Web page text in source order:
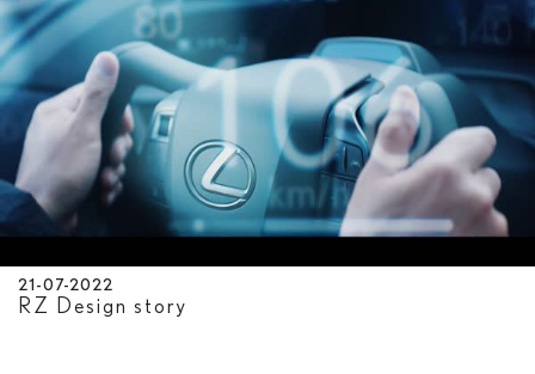
21-07-2022
RZ Design story